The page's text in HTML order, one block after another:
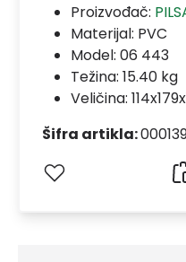
Proizvođač:
Materijal: PVC
Model: 06 443
Težina: 15.40 kg
Veličina:
Šifra artikla: